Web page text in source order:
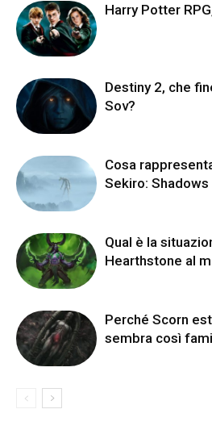
Harry Potter
Destiny 2, che
Sov?
Cosa
Sekiro:
Qual è la
Hearthstone al
Perché Scorn
sembra così